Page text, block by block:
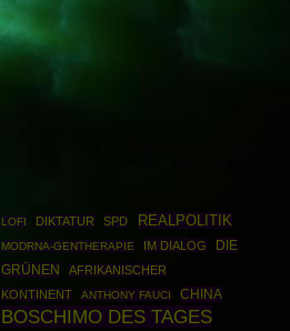
LOFI DIKTATUR SPD REALPOLITIK
MODRNA-GENTHERAPIE IM DIALOG
DIE
GRÜNEN
AFRIKANISCHER
KONTINENT
ANTHONY FAUCI CHINA
BOSCHIMO DES TAGES